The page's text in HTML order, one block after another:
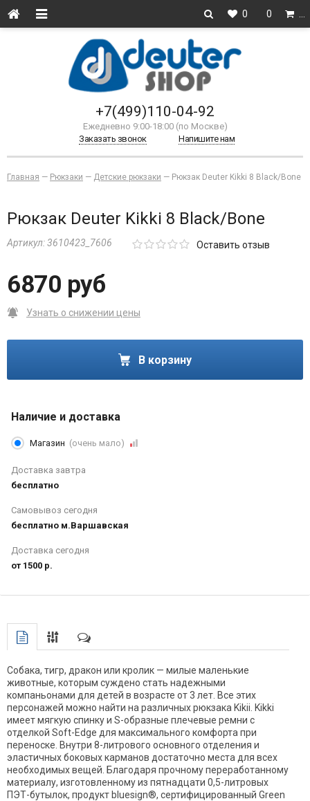
0 0
+7(499)110-04-92
Ежедневно 9:00-18:00 (по Москве)
Заказать звонок
Напишите нам
Главная — Рюкзаки — Детские рюкзаки — Рюкзак Deuter Kikki 8 Black/Bone
Рюкзак Deuter Kikki 8 Black/Bone
Артикул:3610423_7606 Оставить отзыв
6870 руб
Узнать о снижении цены
В корзину
Наличие и доставка
Магазин (очень мало)
Доставка завтра
бесплатно
Самовывоз сегодня
бесплатно м.Варшавская
Доставка сегодня
от 1500 р.
Собака, тигр, дракон или кролик — милые маленькие
животные, которым суждено стать надежными
компаньонами для детей в возрасте от 3 лет. Все этих
персонажей можно найти на различных рюкзака Kikii. Kikki
имеет мягкую спинку и S-образные плечевые ремни с
отделкой Soft-Edge для максимального комфорта при
переноске. Внутри 8-литрового основного отделения и
эластичных боковых карманов достаточно места для всех
необходимых вещей. Благодаря прочному переработанному
материалу, изготовленному из пятнадцати 0,5-литровых
ПЭТ-бутылок, продукт bluesign®, сертифицированный Green